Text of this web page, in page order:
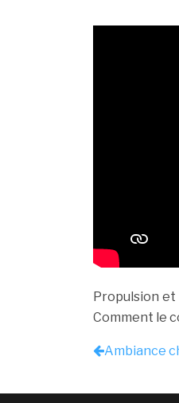
Propulsion
Comment le
Ambiance